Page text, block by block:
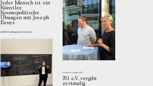
Jeder Mensch ist ein
Künstler.
Kosmopolitische
Übungen mit Joseph
Beuys
im K20, Grabbeplatz Düsseldorf
Veranstaltungen ,2021
701 e.V. vergibt
erstmalig